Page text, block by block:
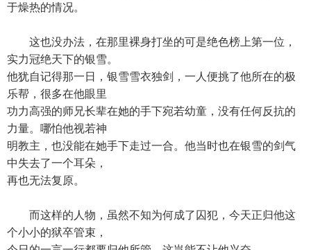
于燥热的情况。
这也没办法，在那里裸身打坐的可是绝色榜上第一位，
实力冠绝天下的银雪。
他犹自记得那一日，银雪雪衣独剑，一人便挑了他所在的极
乐帮，很多在他眼里
功力高强的师兄长辈在她的手下宛若幼童，没有任何反抗的
力量。哪怕他视若神
明教主，也没能在她手下走过一合。他当时也在银雪的剑气
中失去了一个耳朵，
再也无法复原。
而这样的人物，虽然不知为何成了囚犯，今天正归他这
个小小的狱卒管束，